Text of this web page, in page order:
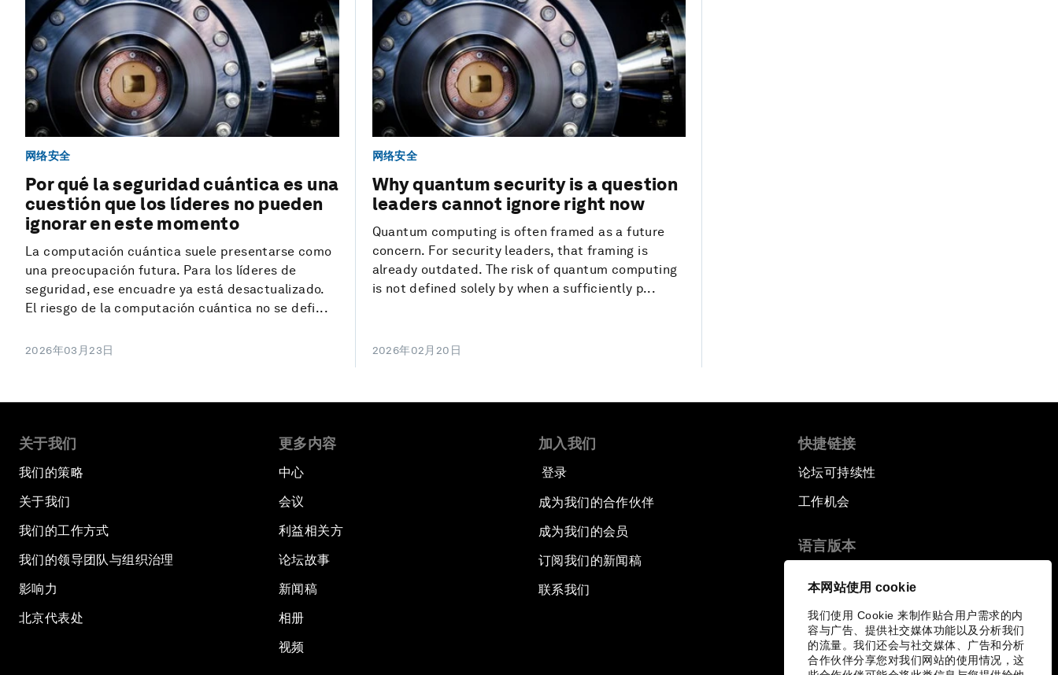
本网站使用 cookie
我们使用 Cookie 来制作贴合用户需求的内
容与广告、提供社交媒体功能以及分析我们
的流量。我们还会与社交媒体、广告和分析
合作伙伴分享您对我们网站的使用情况，这
网络安全
Por qué la seguridad cuántica es una
cuestión que los líderes no pueden
ignorar en este momento
La computación cuántica suele presentarse como
una preocupación futura. Para los líderes de
seguridad, ese encuadre ya está desactualizado.
El riesgo de la computación cuántica no se defi...
2026年03月23日
网络安全
Why quantum security is a question
leaders cannot ignore right now
Quantum computing is often framed as a future
concern. For security leaders, that framing is
already outdated. The risk of quantum computing
is not defined solely by when a sufficiently p...
2026年02月20日
关于我们
我们的策略
关于我们
我们的工作方式
我们的领导团队与组织治理
影响力
北京代表处
更多内容
中心
会议
利益相关方
论坛故事
新闻稿
相册
视频
加入我们
登录
成为我们的合作伙伴
成为我们的会员
订阅我们的新闻稿
联系我们
快捷链接
论坛可持续性
工作机会
语言版本